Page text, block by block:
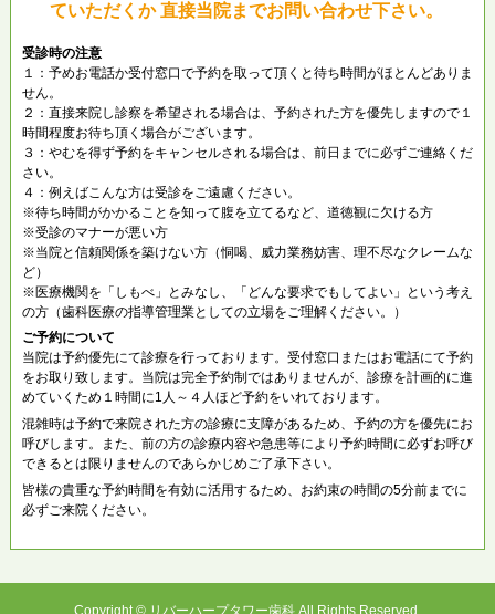
ていただくか 直接当院までお問い合わせ下さい。
受診時の注意
１：予めお電話か受付窓口で予約を取って頂くと待ち時間がほとんどありま
せん。
２：直接来院し診察を希望される場合は、予約された方を優先しますので１
時間程度お待ち頂く場合がございます。
３：やむを得ず予約をキャンセルされる場合は、前日までに必ずご連絡くだ
さい。
４：例えばこんな方は受診をご遠慮ください。
※待ち時間がかかることを知って腹を立てるなど、道徳観に欠ける方
※受診のマナーが悪い方
※当院と信頼関係を築けない方（恫喝、威力業務妨害、理不尽なクレームな
ど）
※医療機関を「しもべ」とみなし、「どんな要求でもしてよい」という考え
の方（歯科医療の指導管理業としての立場をご理解ください。）
ご予約について
当院は予約優先にて診療を行っております。受付窓口またはお電話にて予約
をお取り致します。当院は完全予約制ではありませんが、診療を計画的に進
めていくため１時間に1人～４人ほど予約をいれております。
混雑時は予約で来院された方の診療に支障があるため、予約の方を優先にお
呼びします。また、前の方の診療内容や急患等により予約時間に必ずお呼び
できるとは限りませんのであらかじめご了承下さい。
皆様の貴重な予約時間を有効に活用するため、お約束の時間の5分前までに
必ずご来院ください。